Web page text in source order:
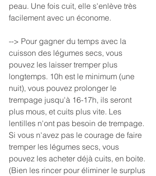
peau. Une fois cuit, elle s'enlève très
facilement avec un économe.
--> Pour gagner du temps avec la
cuisson des légumes secs, vous
pouvez les laisser tremper plus
longtemps. 10h est le minimum (une
nuit), vous pouvez prolonger le
trempage jusqu'à 16-17h, ils seront
plus mous, et cuits plus vite. Les
lentilles n'ont pas besoin de trempage.
Si vous n'avez pas le courage de faire
tremper les légumes secs, vous
pouvez les acheter déjà cuits, en boite.
(Bien les rincer pour éliminer le surplus